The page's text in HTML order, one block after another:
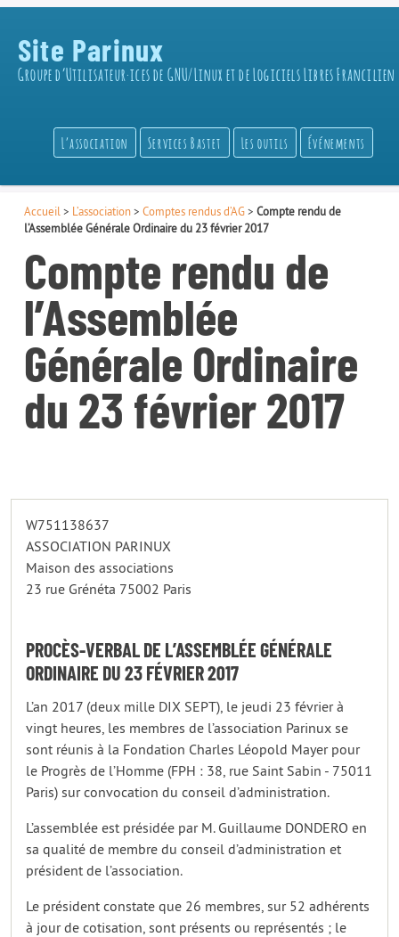
Site Parinux
Groupe d’Utilisateur·ices de GNU/Linux et de Logiciels Libres Francilien
L’association Services Bastet Les outils Événements
Accueil > L’association> Comptes rendus d’AG> Compte rendu de
l’Assemblée Générale Ordinaire du 23 février 2017
Compte rendu de
l’Assemblée
Générale Ordinaire
du 23 février 2017
W751138637
ASSOCIATION PARINUX
Maison des associations
23 rue Grénéta 75002 Paris
PROCÈS-VERBAL DE L’ASSEMBLÉE GÉNÉRALE
ORDINAIRE DU 23 FÉVRIER 2017
L’an 2017 (deux mille DIX SEPT), le jeudi 23 février à
vingt heures, les membres de l’association Parinux se
sont réunis à la Fondation Charles Léopold Mayer pour
le Progrès de l’Homme (FPH : 38, rue Saint Sabin - 75011
Paris) sur convocation du conseil d’administration.
L’assemblée est présidée par M. Guillaume DONDERO en
sa qualité de membre du conseil d’administration et
président de l’association.
Le président constate que 26 membres, sur 52 adhérents
à jour de cotisation, sont présents ou représentés ; le